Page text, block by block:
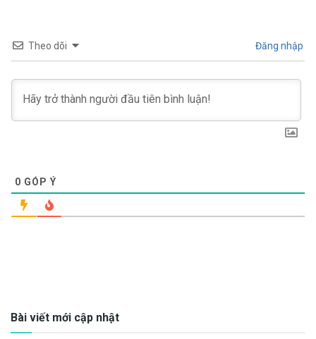
Theo dõi Đăng nhập
0 GÓP Ý
Bài viết mới cập nhật